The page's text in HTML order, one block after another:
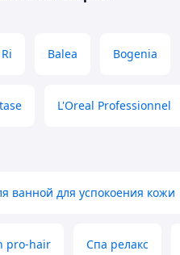
Balea Bogenia
L'Oreal Professionnel
ванной для успокоения кожи
pro-hair Спа релакс